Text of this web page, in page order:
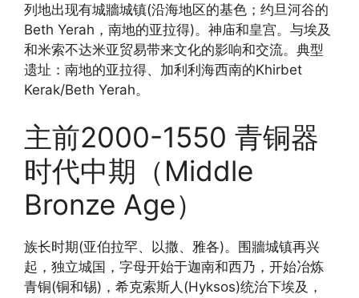
列地出现有城牆城镇(沿海地区的基色；约旦河谷的
Beth Yerah，南地的亚拉得)。神庙和皇宫。与埃及
和米索不达米亚贸易带来文化的影响和交流。典型
遗址：南地的亚拉得、加利利海西南的Khirbet
Kerak/Beth Yerah。
主前2000-1550 青铜器
时代中期（Middle
Bronze Age）
族长时期(亚伯拉罕、以撒、雅各)。围牆城镇再兴
起，独立城国，字母开始于迦南和西乃，开始冶炼
青铜(铜和锡)，希克索斯人(Hyksos)统治下埃及，